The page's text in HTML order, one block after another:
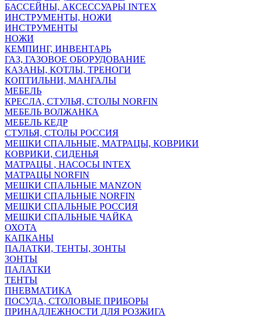
БАССЕЙНЫ, АКСЕССУАРЫ INTEX
ИНСТРУМЕНТЫ, НОЖИ
ИНСТРУМЕНТЫ
НОЖИ
КЕМПИНГ, ИНВЕНТАРЬ
ГАЗ, ГАЗОВОЕ ОБОРУДОВАНИЕ
КАЗАНЫ, КОТЛЫ, ТРЕНОГИ
КОПТИЛЬНИ, МАНГАЛЫ
МЕБЕЛЬ
КРЕСЛА, СТУЛЬЯ, СТОЛЫ NORFIN
МЕБЕЛЬ ВОЛЖАНКА
МЕБЕЛЬ КЕДР
СТУЛЬЯ, СТОЛЫ РОССИЯ
МЕШКИ СПАЛЬНЫЕ, МАТРАЦЫ, КОВРИКИ
КОВРИКИ, СИДЕНЬЯ
МАТРАЦЫ , НАСОСЫ INTEX
МАТРАЦЫ NORFIN
МЕШКИ СПАЛЬНЫЕ MANZON
МЕШКИ СПАЛЬНЫЕ NORFIN
МЕШКИ СПАЛЬНЫЕ РОССИЯ
МЕШКИ СПАЛЬНЫЕ ЧАЙКА
ОХОТА
КАПКАНЫ
ПАЛАТКИ, ТЕНТЫ, ЗОНТЫ
ЗОНТЫ
ПАЛАТКИ
ТЕНТЫ
ПНЕВМАТИКА
ПОСУДА, СТОЛОВЫЕ ПРИБОРЫ
ПРИНАДЛЕЖНОСТИ ДЛЯ РОЗЖИГА